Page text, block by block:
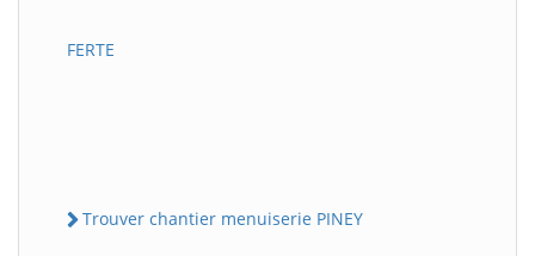
FERTE
Trouver chantier menuiserie PINEY